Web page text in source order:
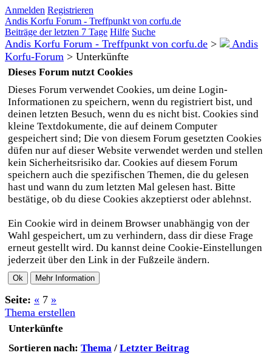
Anmelden Registrieren
Andis Korfu Forum - Treffpunkt von corfu.de
Beiträge der letzten 7 Tage Hilfe Suche
Andis Korfu Forum - Treffpunkt von corfu.de >
Andis
Korfu-Forum > Unterkünfte
Dieses Forum nutzt Cookies
Dieses Forum verwendet Cookies, um deine Login-
Informationen zu speichern, wenn du registriert bist, und
deinen letzten Besuch, wenn du es nicht bist. Cookies sind
kleine Textdokumente, die auf deinem Computer
gespeichert sind; Die von diesem Forum gesetzten Cookies
düfen nur auf dieser Website verwendet werden und stellen
kein Sicherheitsrisiko dar. Cookies auf diesem Forum
speichern auch die spezifischen Themen, die du gelesen
hast und wann du zum letzten Mal gelesen hast. Bitte
bestätige, ob du diese Cookies akzeptierst oder ablehnst.
Ein Cookie wird in deinem Browser unabhängig von der
Wahl gespeichert, um zu verhindern, dass dir diese Frage
erneut gestellt wird. Du kannst deine Cookie-Einstellungen
jederzeit über den Link in der Fußzeile ändern.
Seite: « 7 »
Thema erstellen
Unterkünfte
Sortieren nach: Thema / Letzter Beitrag